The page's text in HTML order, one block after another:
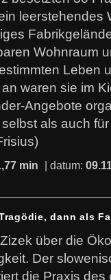
leerstehendes
Wohnraum
Leben
waren sie im
Angebote
als auch
min | datum:
dann als
über die
Der
die Praxis des